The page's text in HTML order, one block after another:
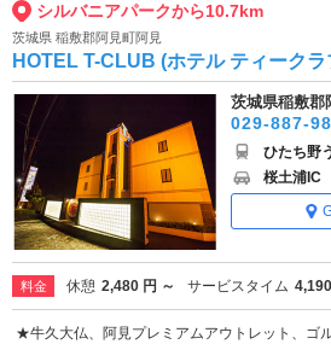
シルバニアパークから10.7km
茨城県 稲敷郡阿見町阿見
HOTEL T-CLUB (ホテル ティークラ
茨城県稲敷郡
029-887-
ひたち野
桜土浦IC
料金 休憩 2,480 円 ～ サービスタイム
★牛久大仏、阿見プレミアムアウトレット、ゴ